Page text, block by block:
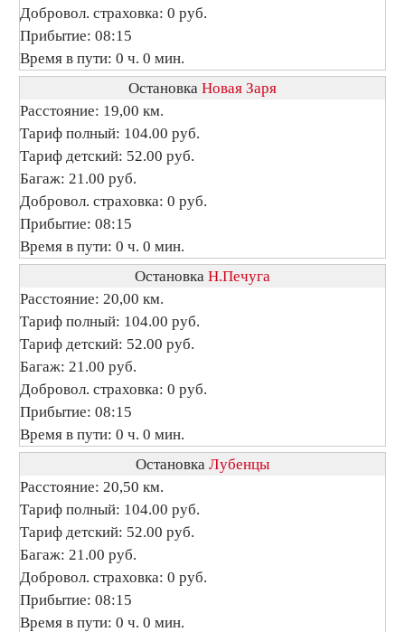
Добровол. страховка: 0 руб.
Прибытие: 08:15
Время в пути: 0 ч. 0 мин.
Остановка Новая Заря
Расстояние: 19,00 км.
Тариф полный: 104.00 руб.
Тариф детский: 52.00 руб.
Багаж: 21.00 руб.
Добровол. страховка: 0 руб.
Прибытие: 08:15
Время в пути: 0 ч. 0 мин.
Остановка Н.Печуга
Расстояние: 20,00 км.
Тариф полный: 104.00 руб.
Тариф детский: 52.00 руб.
Багаж: 21.00 руб.
Добровол. страховка: 0 руб.
Прибытие: 08:15
Время в пути: 0 ч. 0 мин.
Остановка Лубенцы
Расстояние: 20,50 км.
Тариф полный: 104.00 руб.
Тариф детский: 52.00 руб.
Багаж: 21.00 руб.
Добровол. страховка: 0 руб.
Прибытие: 08:15
Время в пути: 0 ч. 0 мин.